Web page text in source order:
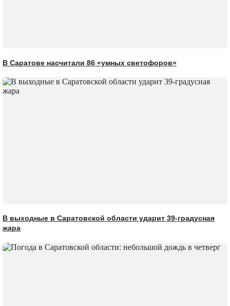
В Саратове насчитали 86 «умных светофоров»
В выходные в Саратовской области ударит 39-градусная
жара